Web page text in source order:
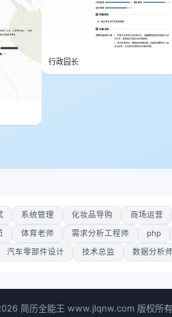
行政园长
系统管理 化妆品导购 商场运营
体育老师 需求分析工程师 php
汽车零部件设计 技术总监 数据分析师
简历全能王 www.jlqnw.com 版权所有